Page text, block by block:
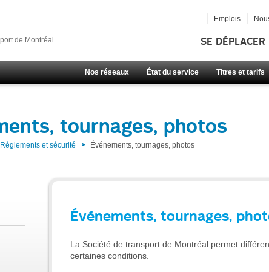
de Montréal SE DÉPLACER
Nos réseaux État du service Titres et tarifs
Emplois
tournages, photos
Règlements et sécurité Événements, tournages, photos
Événements, tournages,
La Société de transport de Montréal permet
certaines conditions.